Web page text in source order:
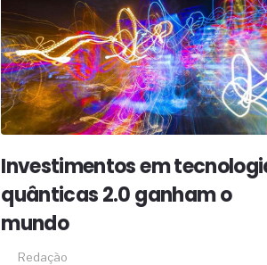
Investimentos em
quânticas 2.0 ganham o
mundo
Redação